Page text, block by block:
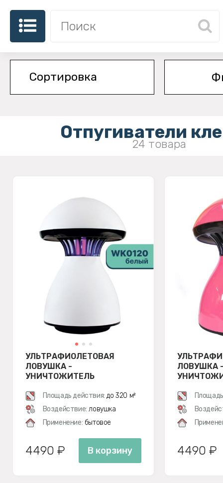
Отпугиватели
24 товара
УЛЬТРАФИОЛЕТОВАЯ
ЛОВУШКА -
УНИЧТОЖИТЕЛЬ
WEITECH WK0120 (БЕЛЫЙ)
Площадь действия: до 320 м²
Воздействие: ловушка
Применение: бытовое
4490 ₽ В корзину
ЛОВУШКА
WEITECH
4490 ₽